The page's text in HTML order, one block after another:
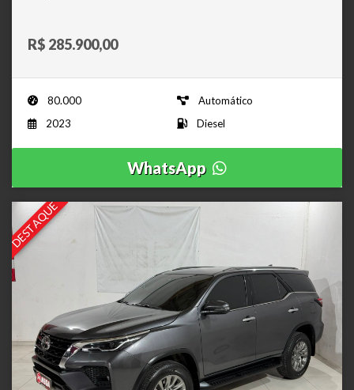
R$ 285.900,00
80.000
Automático
2023
Diesel
WhatsApp
DESTAQUE